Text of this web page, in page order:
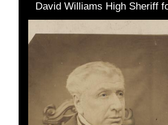
David Williams High Sheriff